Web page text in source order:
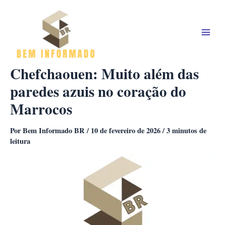
Chefchaouen: Muito além das
paredes azuis no coração do
Marrocos
PorBem Informado BR/10 de fevereiro de 2026/3 minutos de
leitura